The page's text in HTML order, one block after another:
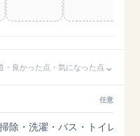
・良かった点・気になった点 ⌄
任意
除・洗濯・バス・トイレ